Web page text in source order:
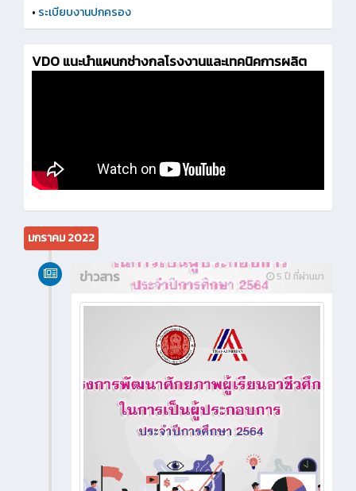
• ระเบียบงานปกครอง
VDO แนะนำแผนกช่างกลโรงงานและเทคนิคการผลิต
มกราคม 2022
5 ปี ที่ผ่านมา
ข่าวสาร